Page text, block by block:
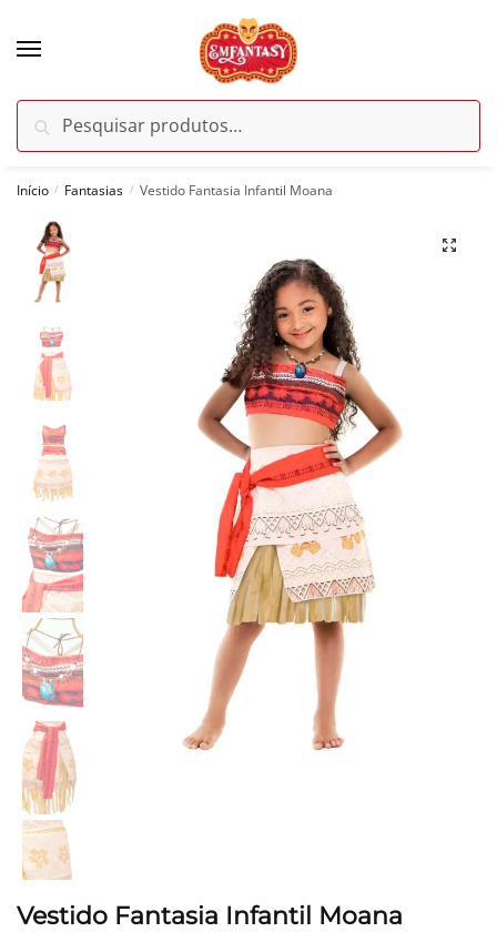
por:
Pesquisar
Início / Fantasias / Vestido Fantasia Infantil Moana
Vestido Fantasia Infantil Moana